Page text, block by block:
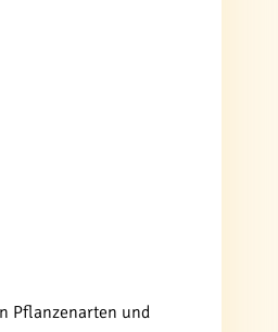
Pflanzenarten und